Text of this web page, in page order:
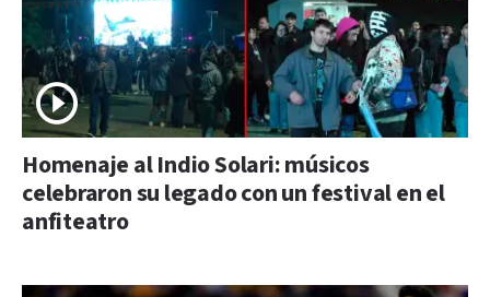
Homenaje al Indio Solari: músicos
celebraron su legado con un festival en el
anfiteatro